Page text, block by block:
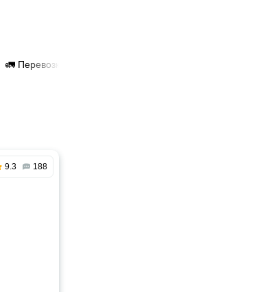
🚛 Перевозка грузов манипулятором в Жодино
9.3 188